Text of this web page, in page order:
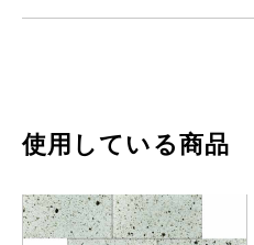
使用している商品